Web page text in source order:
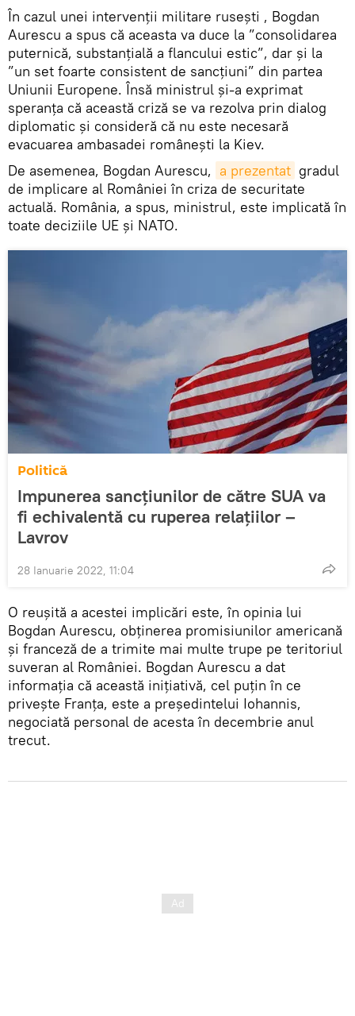
În cazul unei intervenții militare rusești , Bogdan
Aurescu a spus că aceasta va duce la ”consolidarea
puternică, substanțială a flancului estic”, dar și la
”un set foarte consistent de sancțiuni” din partea
Uniunii Europene. Însă ministrul și-a exprimat
speranța că această criză se va rezolva prin dialog
diplomatic și consideră că nu este necesară
evacuarea ambasadei românești la Kiev.
De asemenea, Bogdan Aurescu, a prezentat gradul
de implicare al României în criza de securitate
actuală. România, a spus, ministrul, este implicată în
toate deciziile UE și NATO.
Politică
Impunerea sancțiunilor de către SUA va
fi echivalentă cu ruperea relațiilor –
Lavrov
28 Ianuarie 2022, 11:04
O reușită a acestei implicări este, în opinia lui
Bogdan Aurescu, obținerea promisiunilor americană
și franceză de a trimite mai multe trupe pe teritoriul
suveran al României. Bogdan Aurescu a dat
informația că această inițiativă, cel puțin în ce
privește Franța, este a președintelui Iohannis,
negociată personal de acesta în decembrie anul
trecut.